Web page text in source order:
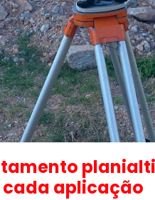
aplicação